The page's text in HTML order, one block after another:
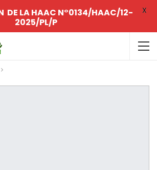
DE LA HAAC N°0134/HAAC/12-
2025/PL/P
X